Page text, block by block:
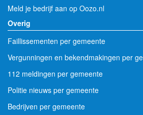
Meld je bedrijf aan op Oozo.nl
Overig
Faillissementen per gemeente
Vergunningen en bekendmakingen per
112 meldingen per gemeente
Politie nieuws per gemeente
Bedrijven per gemeente